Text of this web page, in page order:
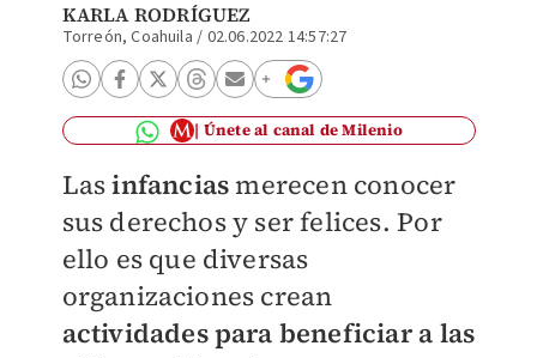
KARLA RODRÍGUEZ
Torreón, Coahuila / 02.06.2022 14:57:27
Únete al canal de Milenio
Lasinfanciasmerecen conocer
sus derechos y ser felices. Por
ello es que diversas
organizaciones crean
actividades para beneficiar a las